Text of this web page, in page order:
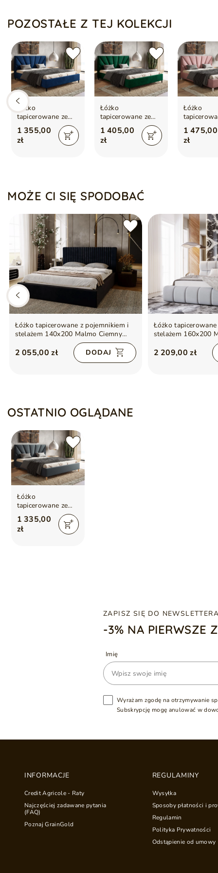
POZOSTAŁE Z TEJ KOLEKCJI
Łóżko
tapicerowane ze
stelażem 140x200
Fuzi
ciemnoniebieskie
1 355,00
zł
Łóżko
tapicerowane ze
stelażem 160x200
Fuzi zielone
1 405,00
zł
Łóżko
stelażem
Fuzi różowe
1 475,00
zł
MOŻE CI SIĘ SPODOBAĆ
Łóżko tapicerowane z pojemnikiem i
stelażem 140x200 Malmo Ciemny
2 055,00 zł DODAJ
Łóżko
stelażem 160x200
2 209,00 zł
OSTATNIO OGLĄDANE
Łóżko
tapicerowane ze
stelażem 120x200
Fuzi szare
1 335,00
zł
ZAPISZ SIĘ DO NEWSLETTERA
-3% NA PIERWSZE
Imię
Wyrażam zgodę na otrzymywanie
Subskrypcję mogę anulować w
INFORMACJE
Credit Agricole - Raty
Najczęściej zadawane pytania
(FAQ)
Poznaj GrainGold
REGULAMINY
Wysyłka
Sposoby płatności i
Regulamin
Polityka Prywatności
Odstąpienie od umowy